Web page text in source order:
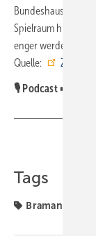
Bundeshaushalten
Spielraum hierfür
enger werden als in
Quelle:
ZVSHK
🎙️ Podcast ➡️
Tags
Bramann